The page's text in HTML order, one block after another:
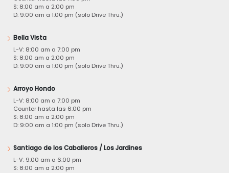
S: 8:00 am a 2:00 pm
D: 9:00 am a 1:00 pm (solo Drive Thru.)
Bella Vista
L-V: 8:00 am a 7:00 pm
S: 8:00 am a 2:00 pm
D: 9:00 am a 1:00 pm (solo Drive Thru.)
Arroyo Hondo
L-V: 8:00 am a 7:00 pm
Counter hasta las 6:00 pm
S: 8:00 am a 2:00 pm
D: 9:00 am a 1:00 pm (solo Drive Thru.)
Santiago de los Caballeros / Los Jardines
L-V: 9:00 am a 6:00 pm
S: 8:00 am a 2:00 pm